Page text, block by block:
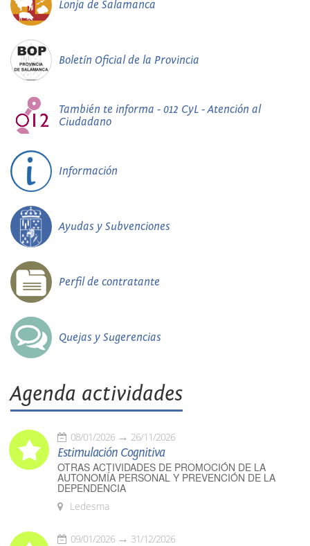
Lonja de Salamanca
Boletín Oficial de la Provincia
También te informa - 012 CyL - Atención al
Ciudadano
Información
Ayudas y Subvenciones
Perfil de contratante
Quejas y Sugerencias
Agenda actividades
08/01/2026 26/11/2026
Estimulación Cognitiva
OTRAS ACTIVIDADES DE PROMOCIÓN DE LA
AUTONOMÍA PERSONAL Y PREVENCIÓN DE LA
DEPENDENCIA
Ledesma
09/01/2026 31/12/2026